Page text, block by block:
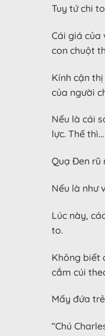
Tuy tứ chi
Cái giá của
con chuột
Kính cận
của người
Nếu là cái
lực. Thế
Quạ Đen rũ
Nếu là như
Lúc này,
to.
Không biết
cắm cúi
Mấy đứa
“Chú